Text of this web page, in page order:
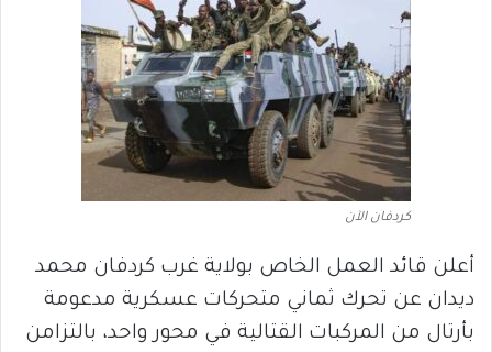
كردفان الآن
أعلن قائد العمل الخاص بولاية غرب كردفان محمد
ديدان عن تحرك ثماني متحركات عسكرية مدعومة
بأرتال من المركبات القتالية في محور واحد، بالتزامن